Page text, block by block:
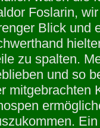
Foslarin,
Blick und
zu spalten.
und so
mitgebrachten